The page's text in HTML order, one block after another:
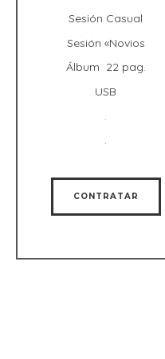
Sesión Casual
Sesión «Novios
Álbum 22 pag.
USB
.
CONTRATAR